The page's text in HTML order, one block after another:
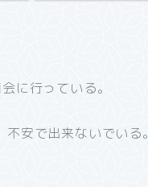
に行っている。
安で出来ないでいる。